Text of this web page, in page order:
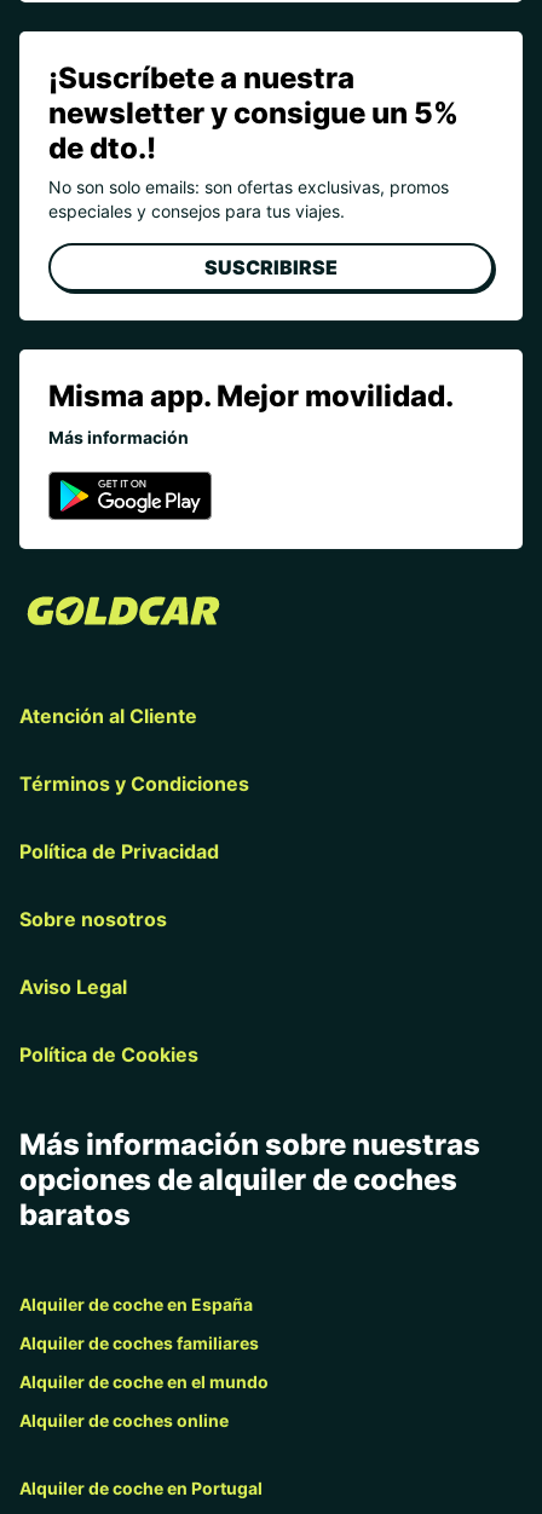
¡Suscríbete a nuestra
newsletter y consigue un 5%
de dto.!
No son solo emails: son ofertas exclusivas, promos
especiales y consejos para tus viajes.
SUSCRIBIRSE
Misma app. Mejor movilidad.
Más información
Atención al Cliente
Términos y Condiciones
Política de Privacidad
Sobre nosotros
Aviso Legal
Política de Cookies
Más información sobre nuestras
opciones de alquiler de coches
baratos
Alquiler de coche en España
Alquiler de coches familiares
Alquiler de coche en el mundo
Alquiler de coches online
Alquiler de coche en Portugal